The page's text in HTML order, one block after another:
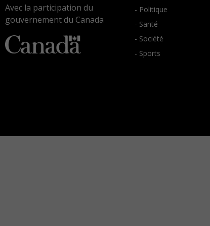
Avec la participation du
gouvernement du Canada
- Politique
- Santé
- Société
- Sports